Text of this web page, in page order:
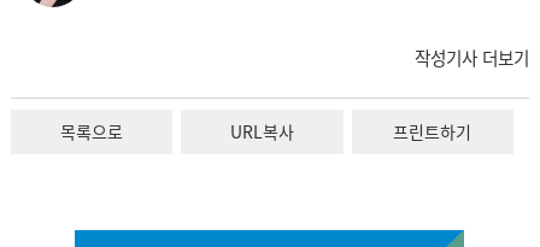
작성기사 더보기
목록으로 URL복사 프린트하기